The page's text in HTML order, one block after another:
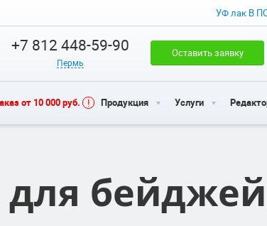
УФ лак В
+7 812 448-59-90
Пермь
Оставить заявку
от 10 000 руб. Продукция Услуги